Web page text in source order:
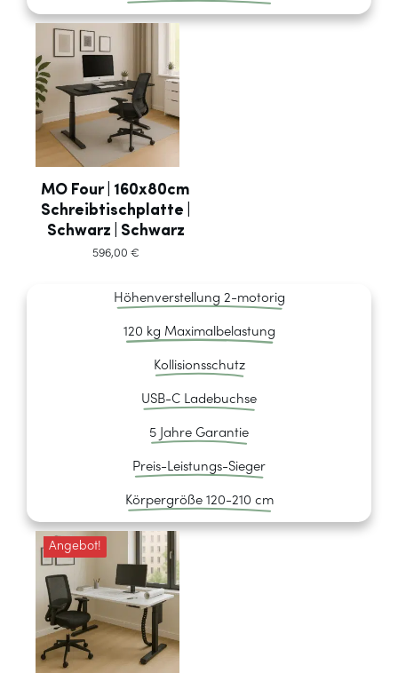
MO Four | 160x80cm
Schreibtischplatte |
Schwarz | Schwarz
596,00 €
Höhenverstellung 2-motorig
120 kg Maximalbelastung
Kollisionsschutz
USB-C Ladebuchse
5 Jahre Garantie
Preis-Leistungs-Sieger
Körpergröße 120-210 cm
Angebot!